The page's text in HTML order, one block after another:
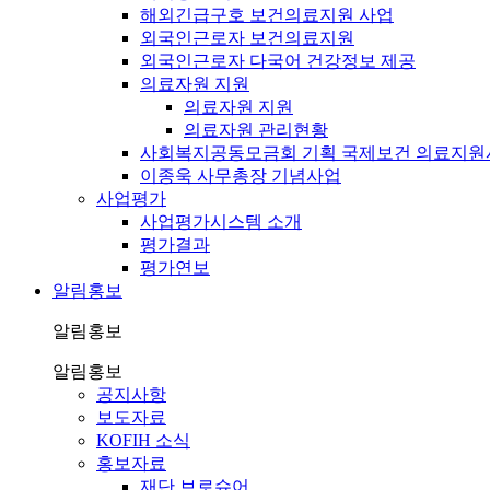
해외긴급구호 보건의료지원 사업
외국인근로자 보건의료지원
외국인근로자 다국어 건강정보 제공
의료자원 지원
의료자원 지원
의료자원 관리현황
사회복지공동모금회 기획 국제보건 의료지원
이종욱 사무총장 기념사업
사업평가
사업평가시스템 소개
평가결과
평가연보
알림홍보
알림홍보
알림홍보
공지사항
보도자료
KOFIH 소식
홍보자료
재단 브로슈어